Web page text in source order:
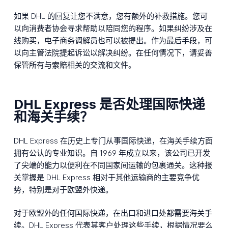
如果 DHL 的回复让您不满意，您有额外的补救措施。您可
以向消费者协会寻求帮助以陪同您的程序。如果纠纷涉及在
线购买，电子商务调解员也可以被提出。作为最后手段，可
以向主管法院提起诉讼以解决纠纷。在任何情况下，请妥善
保管所有与索赔相关的交流和文件。
DHL Express 是否处理国际快递
和海关手续？
DHL Express 在历史上专门从事国际快递，在海关手续方面
拥有公认的专业知识。自 1969 年成立以来，该公司已开发
了尖端的能力以便利在不同国家间运输的包裹通关。这种报
关掌握是 DHL Express 相对于其他运输商的主要竞争优
势，特别是对于欧盟外快递。
对于欧盟外的任何国际快递，在出口和进口处都需要海关手
续。DHL Express 代表其客户处理这些手续，根据情况要么